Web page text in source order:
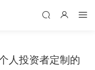
人投资者定制的